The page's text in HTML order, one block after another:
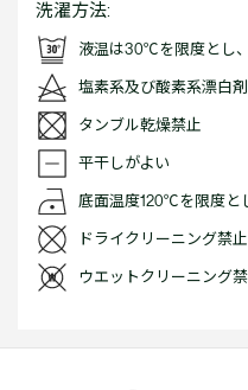
洗濯方法:
液温は30℃を限度とし
塩素系及び酸素系漂白
タンブル乾燥禁止
平干しがよい
底面温度120℃を限度と
ドライクリーニング禁止
ウエットクリーニング